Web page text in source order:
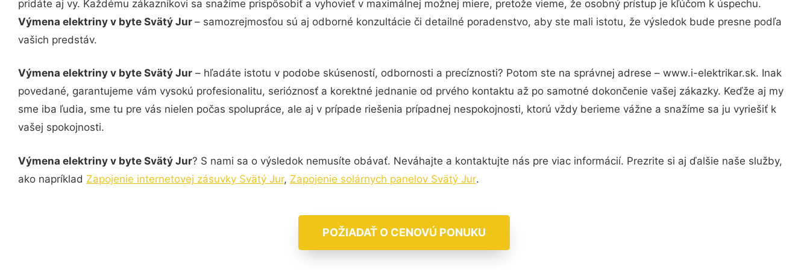
pridáte aj vy. Každému zákazníkovi sa snažíme prispôsobiť a vyhovieť v maximálnej možnej miere, pretože vieme, že osobný prístup je kľúčom k úspechu.
Výmena elektriny v byte Svätý Jur – samozrejmosťou sú aj odborné konzultácie či detailné poradenstvo, aby ste mali istotu, že výsledok bude presne podľa
vašich predstáv.
Výmena elektriny v byte Svätý Jur – hľadáte istotu v podobe skúseností, odbornosti a precíznosti? Potom ste na správnej adrese – www.i-elektrikar.sk. Inak
povedané, garantujeme vám vysokú profesionalitu, serióznosť a korektné jednanie od prvého kontaktu až po samotné dokončenie vašej zákazky. Keďže aj my
sme iba ľudia, sme tu pre vás nielen počas spolupráce, ale aj v prípade riešenia prípadnej nespokojnosti, ktorú vždy berieme vážne a snažíme sa ju vyriešiť k
vašej spokojnosti.
Výmena elektriny v byte Svätý Jur? S nami sa o výsledok nemusíte obávať. Neváhajte a kontaktujte nás pre viac informácií. Prezrite si aj ďalšie naše služby,
ako napríklad Zapojenie internetovej zásuvky Svätý Jur, Zapojenie solárnych panelov Svätý Jur.
POŽIADAŤ O CENOVÚ PONUKU